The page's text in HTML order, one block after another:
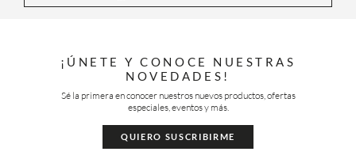
¡ÚNETE Y CONOCE NUESTRAS
NOVEDADES!
Sé la primera en conocer nuestros nuevos productos, ofertas
especiales, eventos y más.
QUIERO SUSCRIBIRME